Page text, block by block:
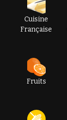
Cuisine
Française
Fruits